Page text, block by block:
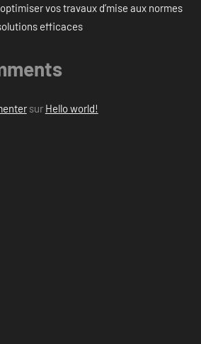
vos travaux d’mise aux normes
efficaces
sur Hello world!